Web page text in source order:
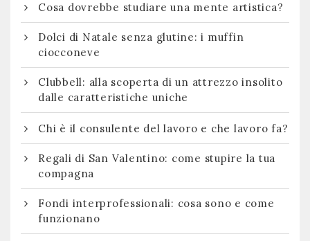
Cosa dovrebbe studiare una mente artistica?
Dolci di Natale senza glutine: i muffin
ciocconeve
Clubbell: alla scoperta di un attrezzo insolito
dalle caratteristiche uniche
Chi è il consulente del lavoro e che lavoro fa?
Regali di San Valentino: come stupire la tua
compagna
Fondi interprofessionali: cosa sono e come
funzionano